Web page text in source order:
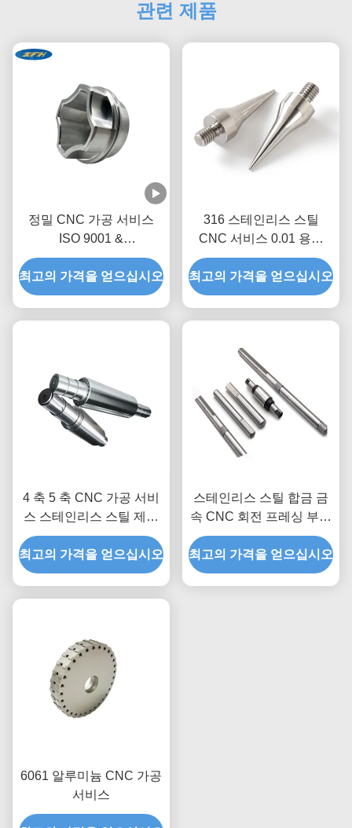
관련 제품
정밀 CNC 가공 서비스
ISO 9001 &
RoHS/REACH 인증 24/7
생산 능력 주문형 비 표준
부품
최고의 가격을 얻으십시오
316 스테인리스 스틸
CNC 서비스 0.01 용량
CNC 굴착 턴링 프레싱 부
품
최고의 가격을 얻으십시오
4 축 5 축 CNC 가공 서비
스 스테인리스 스틸 제조
회전 셰프트 부품
최고의 가격을 얻으십시오
스테인리스 스틸 합금 금
속 CNC 회전 프레싱 부품
0.01mm 허용
최고의 가격을 얻으십시오
6061 알루미늄 CNC 가공
서비스